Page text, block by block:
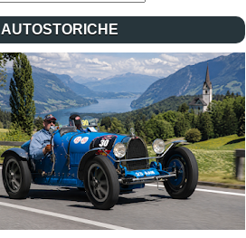
AUTOSTORICHE